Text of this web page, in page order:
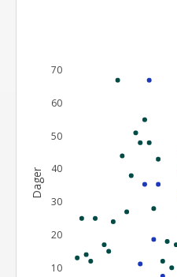
10
20
30
40
50
60
70
Dager